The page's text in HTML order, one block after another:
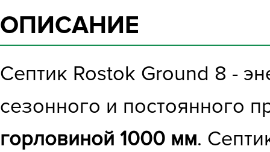
ОПИСАНИЕ
Септик Rostok Ground 8 -
сезонного и постоянного
горловиной 1000 мм.